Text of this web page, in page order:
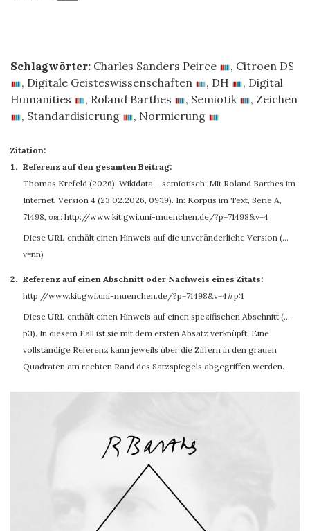
Schlagwörter: Charles Sanders Peirce , Citroen DS
, Digitale Geisteswissenschaften , DH , Digital
Humanities
, Roland Barthes , Semiotik , Zeichen
, Standardisierung , Normierung
Zitation:
Referenz auf den gesamten Beitrag:
Thomas Krefeld (2026): Wikidata – semiotisch: Mit Roland Barthes im
Internet, Version 4 (23.02.2026, 09:19). In: Korpus im Text, Serie A,
71498, url: http://www.kit.gwi.uni-muenchen.de/?p=71498&v=4
Diese URL enthält einen Hinweis auf die unveränderliche Version (…
v=nn)
Referenz auf einen Abschnitt oder Nachweis eines Zitats:
http://www.kit.gwi.uni-muenchen.de/?p=71498&v=4#p:1
Diese URL enthält einen Hinweis auf einen spezifischen Abschnitt (…
p:1). In diesem Fall ist sie mit dem ersten Absatz verknüpft. Eine
vollständige Referenz kann jeweils über die Ziffern in den grauen
Quadraten am rechten Rand des Satzspiegels abgegriffen werden.